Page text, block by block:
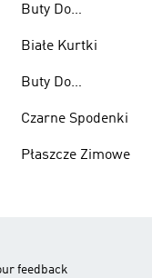
Buty Do
Ciężarów
Białe Kurtki
Buty Do
Czarne Spodenki
Płaszcze Zimowe
feedback